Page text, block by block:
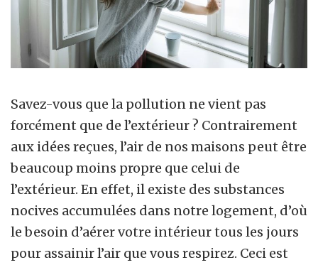
Savez-vous que la pollution ne vient pas
forcément que de l’extérieur ? Contrairement
aux idées reçues, l’air de nos maisons peut être
beaucoup moins propre que celui de
l’extérieur. En effet, il existe des substances
nocives accumulées dans notre logement, d’où
le besoin d’aérer votre intérieur tous les jours
pour assainir l’air que vous respirez. Ceci est